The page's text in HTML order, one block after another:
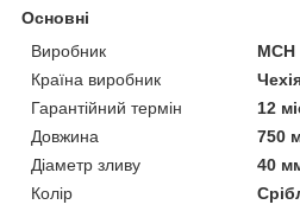
Основні
Виробник
MCH
Країна виробник
Гарантійний термін
12
Довжина
750
Діаметр зливу
40
Колір